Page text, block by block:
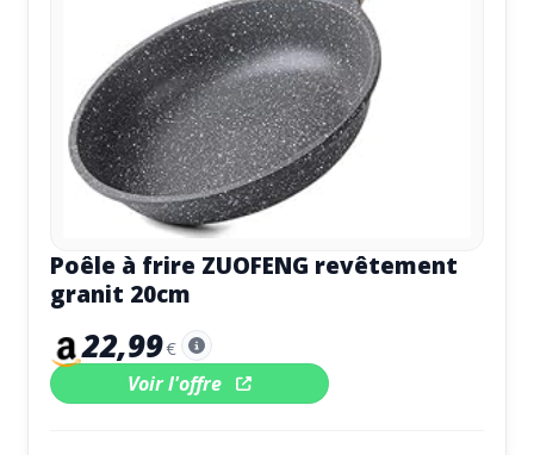
Poêle à frire ZUOFENG revêtement
granit 20cm
22,99€
Voir l'offre